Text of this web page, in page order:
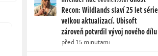
Recon: Wildlands slaví 25 let série
velkou aktualizací. Ubisoft
zároveň potvrdil vývoj nového dílu
před 15 minutami